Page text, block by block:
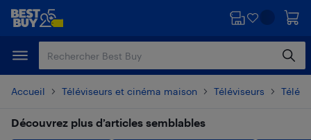
Passer
principal
Passer
Accueil Téléviseurs et cinéma maison Téléviseurs
Découvrez plus d’articles semblables